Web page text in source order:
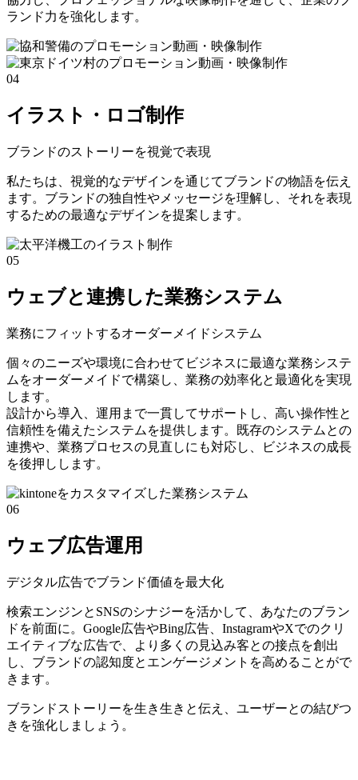
ランド力を強化します。
04
イラスト・ロゴ制作
ブランドのストーリーを視覚で表現
私たちは、視覚的なデザインを通じてブランドの物語を伝え
ます。ブランドの独自性やメッセージを理解し、それを表現
するための最適なデザインを提案します。
05
ウェブと連携した業務システム
業務にフィットするオーダーメイドシステム
個々のニーズや環境に合わせてビジネスに最適な業務システ
ムをオーダーメイドで構築し、業務の効率化と最適化を実現
します。
設計から導入、運用まで一貫してサポートし、高い操作性と
信頼性を備えたシステムを提供します。既存のシステムとの
連携や、業務プロセスの見直しにも対応し、ビジネスの成長
を後押しします。
06
ウェブ広告運用
デジタル広告でブランド価値を最大化
検索エンジンとSNSのシナジーを活かして、あなたのブラン
ドを前面に。Google広告やBing広告、InstagramやXでのクリ
エイティブな広告で、より多くの見込み客との接点を創出
し、ブランドの認知度とエンゲージメントを高めることがで
きます。
ブランドストーリーを生き生きと伝え、ユーザーとの結びつ
きを強化しましょう。